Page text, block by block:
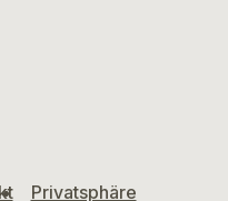
Privatsphäre